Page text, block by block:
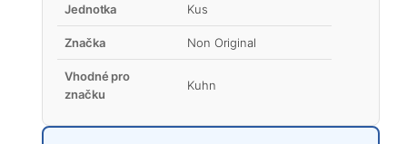
Jednotka Kus
Značka Non Original
Vhodné pro
značku
Kuhn